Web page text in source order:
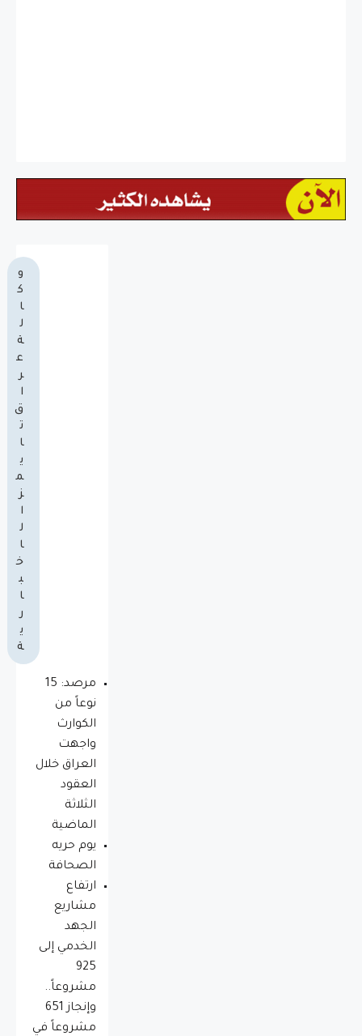
و
ك
ا
ل
ة
ع
ر
ا
ق
ت
ا
ي
م
ز
ا
ل
ا
خ
ب
ا
ر
ي
ة
مرصد: 15
نوعاً من
الكوارث
واجهت
العراق خلال
العقود
الثلاثة
الماضية
يوم حريه
الصحافة
ارتفاع
مشاريع
الجهد
الخدمي إلى
925
مشروعاً..
وإنجاز 651
مشروعاً في